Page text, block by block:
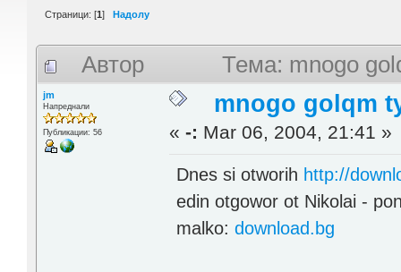
Страници: [1] Надолу
Автор Тема: mnogo
jm
Напреднали
Публикации: 56
mnogo golqm
«-: Mar 06, 2004, 21:41 »
Dnes si otworih http://
edin otgowor ot Nikolai -
malko:download.bg